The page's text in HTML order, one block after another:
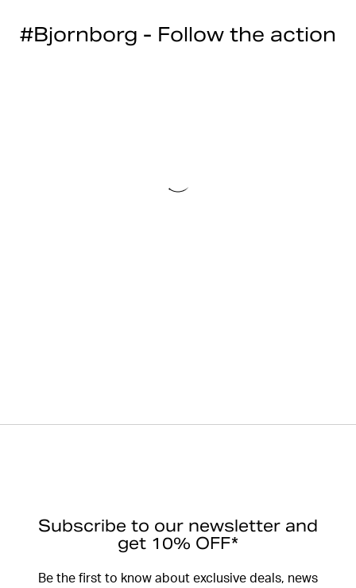
#Bjornborg - Follow the action
Subscribe to our newsletter and
get 10% OFF*
Be the first to know about exclusive deals, news